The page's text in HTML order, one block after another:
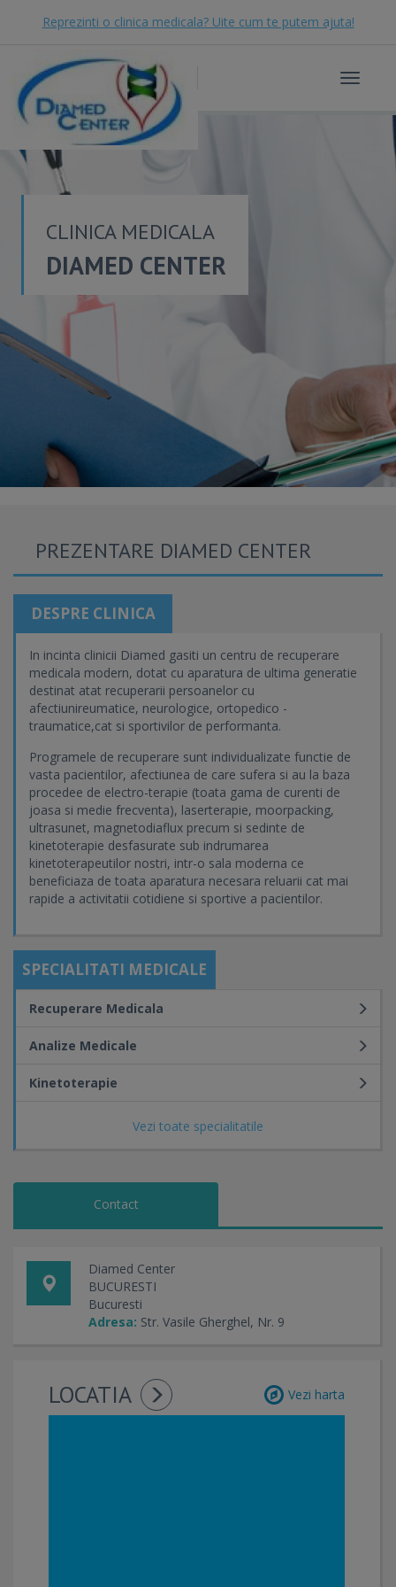
Reprezinti o clinica medicala? Uite cum te putem ajuta!
Toggle
CLINICA MEDICALA
DIAMED CENTER
PREZENTARE DIAMED CENTER
DESPRE CLINICA
In incinta clinicii Diamed gasiti un centru de recuperare
medicala modern, dotat cu aparatura de ultima generatie
destinat atat recuperarii persoanelor cu
afectiunireumatice, neurologice, ortopedico -
traumatice,cat si sportivilor de performanta.
Programele de recuperare sunt individualizate functie de
vasta pacientilor, afectiunea de care sufera si au la baza
procedee de electro-terapie (toata gama de curenti de
joasa si medie frecventa), laserterapie, moorpacking,
ultrasunet, magnetodiaflux precum si sedinte de
kinetoterapie desfasurate sub indrumarea
kinetoterapeutilor nostri, intr-o sala moderna ce
beneficiaza de toata aparatura necesara reluarii cat mai
rapide a activitatii cotidiene si sportive a pacientilor.
SPECIALITATI MEDICALE
Vezi toate specialitatile
Recuperare Medicala
Analize Medicale
Kinetoterapie
Contact
Diamed Center
BUCURESTI
Bucuresti
Adresa: Str. Vasile Gherghel, Nr. 9
LOCATIA Vezi harta